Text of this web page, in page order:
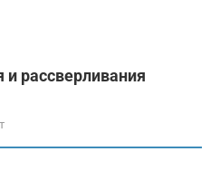
и рассверливания